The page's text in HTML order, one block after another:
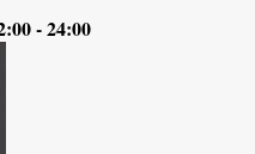
- 24:00